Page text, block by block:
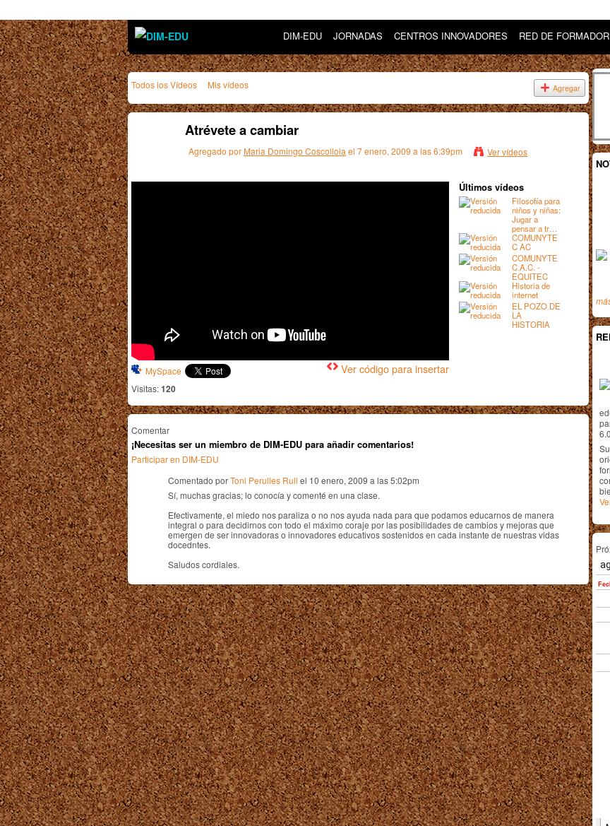
DIM-EDU JORNADAS CENTROS INNOVADORES RED DE
Todos los Vídeos Mis vídeos Agregar
Atrévete a cambiar
Agregado por Maria Domingo Coscollola el 7 enero, 2009 a las 6:39pm Ver vídeos
MySpace
Visitas:120
Ver código para insertar
Últimos vídeos
Filosofía para
niños y niñas:
Jugar a
pensar a tr…
COMUNYTE
C AC
COMUNYTE
C.A.C. -
EQUITEC
Historia de
internet
EL POZO DE
LA
HISTORIA
Comentar
¡Necesitas ser un miembro de DIM-EDU para añadir comentarios!
Participar en DIM-EDU
Comentado porToni Perulles Rull el 10 enero, 2009 a las 5:02pm
Sí, muchas gracias; lo conocía y comenté en una clase.
Efectivamente, el miedo nos paraliza o no nos ayuda nada para que podamos educarnos de manera
integral o para decidirnos con todo el máximo coraje por las posibilidades de cambios y mejoras que
emergen de ser innovadoras o innovadores educativos sostenidos en cada instante de nuestras vidas
docedntes.
Saludos cordiales.